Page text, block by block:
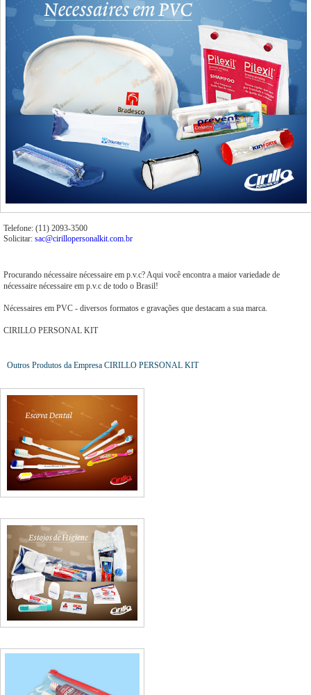
Telefone: (11) 2093-3500
Solicitar: sac@cirillopersonalkit.com.br
Procurando nécessaire nécessaire em p.v.c? Aqui você encontra a maior variedade de
nécessaire nécessaire em p.v.c de todo o Brasil!
Nécessaires em PVC - diversos formatos e gravações que destacam a sua marca.
CIRILLO PERSONAL KIT
Outros Produtos da Empresa CIRILLO PERSONAL KIT